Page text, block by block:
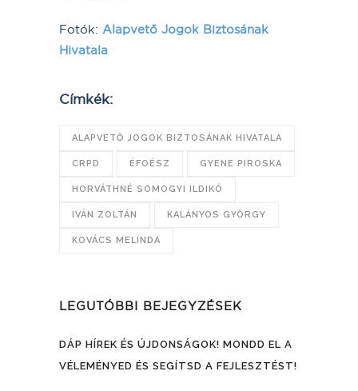
Fotók: Alapvető Jogok Biztosának
Hivatala
Címkék:
ALAPVETŐ JOGOK BIZTOSÁNAK HIVATALA
CRPD ÉFOÉSZ GYENE PIROSKA
HORVÁTHNÉ SOMOGYI ILDIKÓ
IVÁN ZOLTÁN KALÁNYOS GYÖRGY
KOVÁCS MELINDA
LEGUTÓBBI BEJEGYZÉSEK
DÁP HÍREK ÉS ÚJDONSÁGOK! MONDD EL A
VÉLEMÉNYED ÉS SEGÍTSD A FEJLESZTÉST!